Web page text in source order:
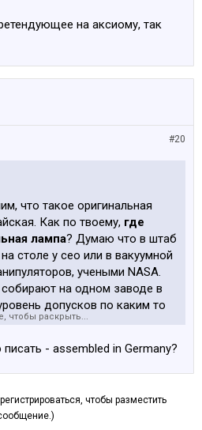
на аксиому, так
#20
что такое оригинальная
Как по твоему, где
лампа? Думаю что в штаб
столе у ceo или в вакуумной
учеными NASA.
на одном заводе в
допусков по каким то
производства ксеноновых
Земскова, который
в китае, на котором также
многие именитые бренды
чтобы раскрыть...
- assembled in Germany?
чтобы разместить